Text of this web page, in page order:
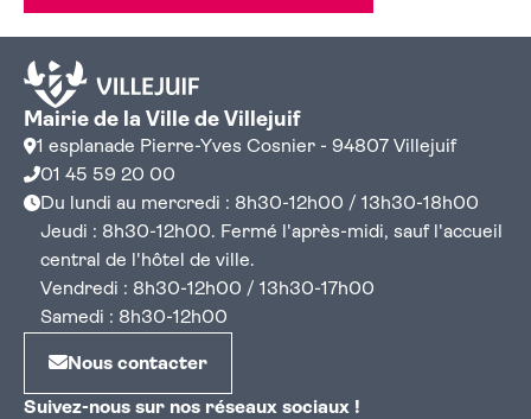
Mairie de la Ville de Villejuif
1 esplanade Pierre-Yves Cosnier - 94807 Villejuif
01 45 59 20 00
Du lundi au mercredi : 8h30-12h00 / 13h30-18h00
Jeudi : 8h30-12h00. Fermé l'après-midi, sauf l'accueil
central de l'hôtel de ville.
Vendredi : 8h30-12h00 / 13h30-17h00
Samedi : 8h30-12h00
Nous contacter
Suivez-nous sur nos réseaux sociaux !